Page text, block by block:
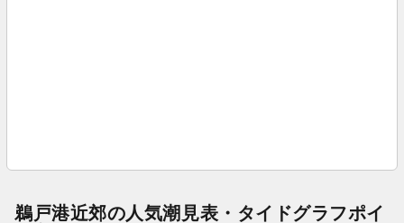
鵜戸港近郊の人気潮見表・タイドグラフポイ